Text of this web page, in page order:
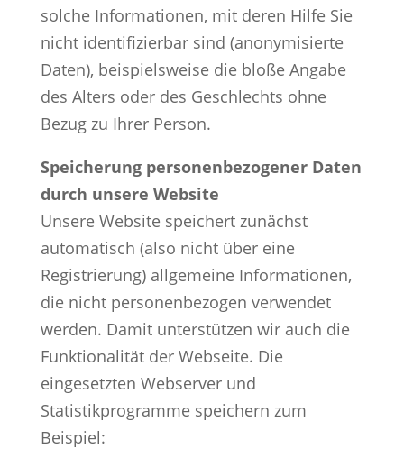
solche Informationen, mit deren Hilfe Sie
nicht identifizierbar sind (anonymisierte
Daten), beispielsweise die bloße Angabe
des Alters oder des Geschlechts ohne
Bezug zu Ihrer Person.
Speicherung personenbezogener Daten
durch unsere Website
Unsere Website speichert zunächst
automatisch (also nicht über eine
Registrierung) allgemeine Informationen,
die nicht personenbezogen verwendet
werden. Damit unterstützen wir auch die
Funktionalität der Webseite. Die
eingesetzten Webserver und
Statistikprogramme speichern zum
Beispiel: